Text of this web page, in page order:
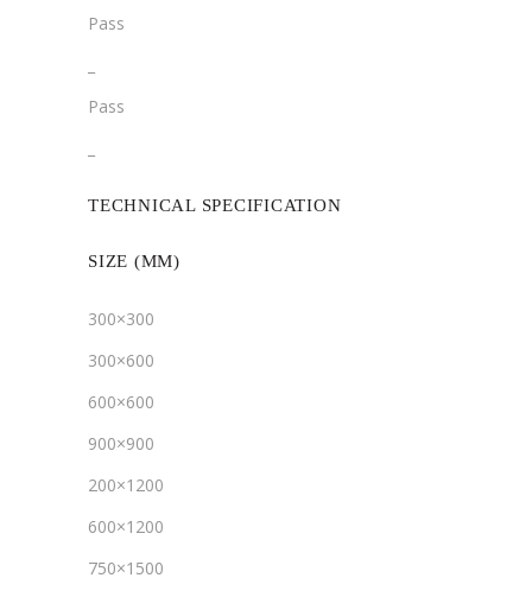
Pass
Pass
TECHNICAL SPECIFICATION
SIZE (MM)
300×300
300×600
600×600
900×900
200×1200
600×1200
750×1500